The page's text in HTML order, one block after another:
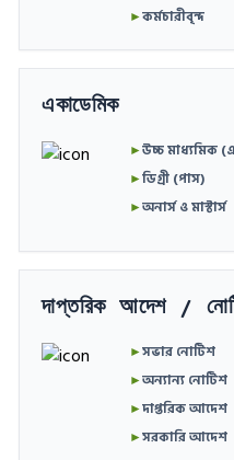
►কর্মচারীবৃন্দ
একাডেমিক
►উচ্চ মাধ্যমিক
►ডিগ্রী (পাস)
►অনার্স ও মাস্টার্স
দাপ্তরিক আদেশ /
►সভার নোটিশ
►অন্যান্য নোটিশ
►দাপ্তরিক আদেশ
►সরকারি আদেশ